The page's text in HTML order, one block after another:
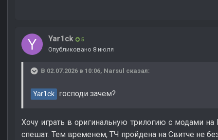
Yar1ck 5
Опубликовано 8 июля
В 02.07.2026 в 10:06, Narsul сказал:
Yar1ck господи зачем?
Хочу играть в оригинальную трилогию с модами
спешат. Тем временем, ТЧ пройдена на Свитче не